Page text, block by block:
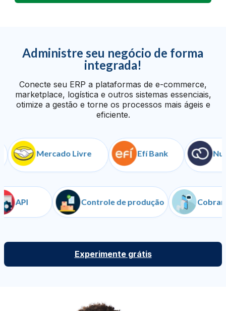
Administre seu negócio de forma
integrada!
Conecte seu ERP a plataformas de e-commerce,
marketplace, logística e outros sistemas essenciais,
otimize a gestão e torne os processos mais ágeis e
eficiente.
Mercado Livre Efí Bank
Controle de produção
Experimente grátis